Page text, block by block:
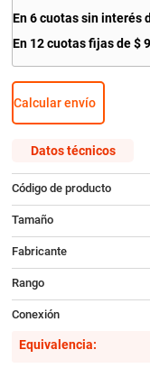
En 6 cuotas sin interés
En 12 cuotas fijas de $
Calcular envío
Datos técnicos
Código de producto
Tamaño
Fabricante
Rango
Conexión
Equivalencia: